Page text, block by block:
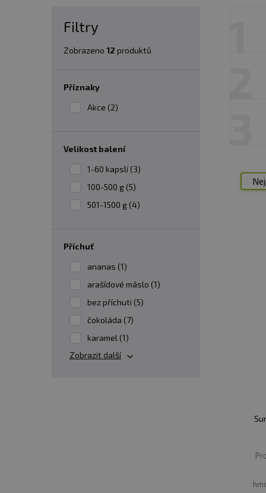
obtížné - Sunwarrior protein můře být
Filtry
Zobrazeno 12 produktů
Příznaky
Akce (2)
velikost balení
1-60 kapslí (3)
100-500 g (5)
501-1500 g (4)
příchuť
ananas (1)
arašídové máslo (1)
bez příchuti (5)
čokoláda (7)
karamel (1)
Zobrazit další